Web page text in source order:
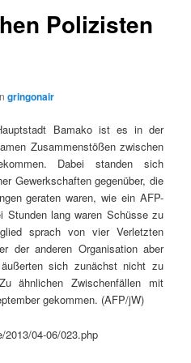
­Polizisten
gringonair
Bamako ist es in der
Zusammenstößen zwischen
Dabei standen sich
Gewerkschaften gegenüber, die
geraten waren, wie ein AFP-
Stunden lang waren Schüsse zu
sprach von vier Verletzten
der anderen Organisation aber
sich zunächst nicht zu
ähnlichen Zwischenfällen mit
gekommen. (AFP/jW)
2013/04-06/023.php